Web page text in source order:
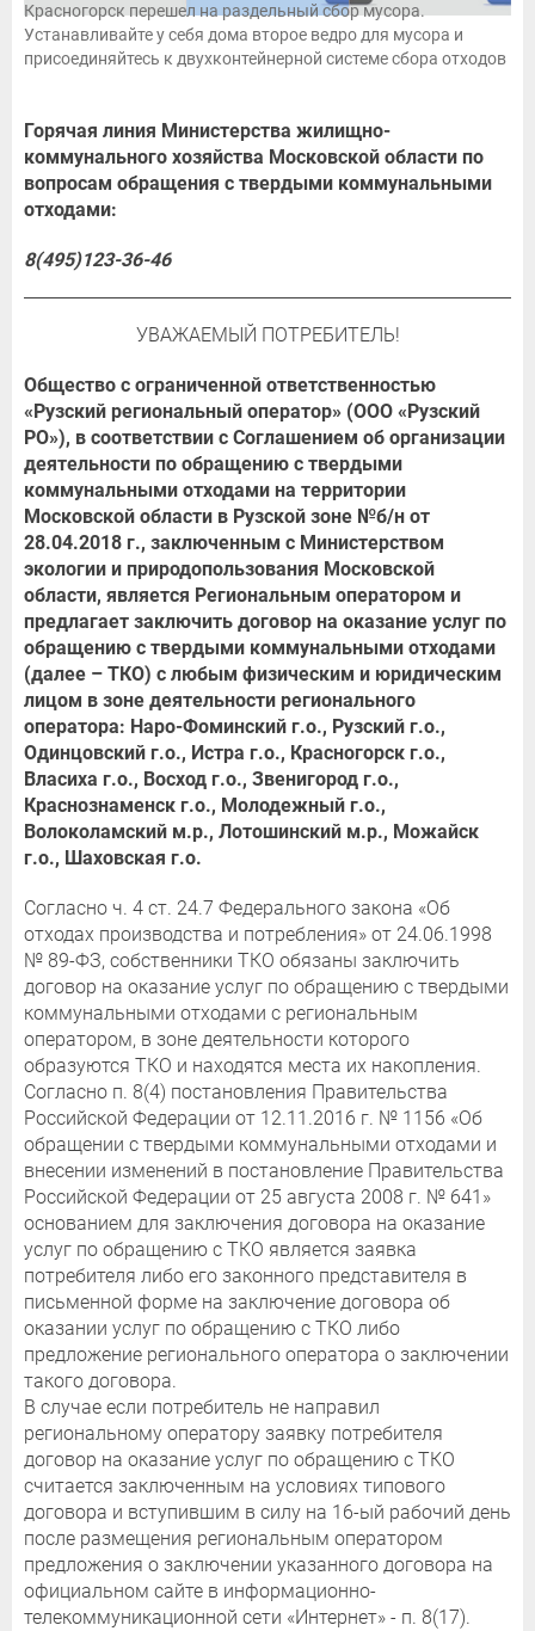
Красногорск перешел на раздельный сбор мусора.
Устанавливайте у себя дома второе ведро для мусора и
присоединяйтесь к двухконтейнерной системе сбора отходов
Горячая линия Министерства жилищно-
коммунального хозяйства Московской области по
вопросам обращения с твердыми коммунальными
отходами:
8(495)123-36-46
УВАЖАЕМЫЙ ПОТРЕБИТЕЛЬ!
Общество с ограниченной ответственностью
«Рузский региональный оператор» (ООО «Рузский
РО»), в соответствии с Соглашением об организации
деятельности по обращению с твердыми
коммунальными отходами на территории
Московской области в Рузской зоне №б/н от
28.04.2018 г., заключенным с Министерством
экологии и природопользования Московской
области, является Региональным оператором и
предлагает заключить договор на оказание услуг по
обращению с твердыми коммунальными отходами
(далее – ТКО) с любым физическим и юридическим
лицом в зоне деятельности регионального
оператора: Наро-Фоминский г.о., Рузский г.о.,
Одинцовский г.о., Истра г.о., Красногорск г.о.,
Власиха г.о., Восход г.о., Звенигород г.о.,
Краснознаменск г.о., Молодежный г.о.,
Волоколамский м.р., Лотошинский м.р., Можайск
г.о., Шаховская г.о.
Согласно ч. 4 ст. 24.7 Федерального закона «Об
отходах производства и потребления» от 24.06.1998
№ 89-ФЗ, собственники ТКО обязаны заключить
договор на оказание услуг по обращению с твердыми
коммунальными отходами с региональным
оператором, в зоне деятельности которого
образуются ТКО и находятся места их накопления.
Согласно п. 8(4) постановления Правительства
Российской Федерации от 12.11.2016 г. № 1156 «Об
обращении с твердыми коммунальными отходами и
внесении изменений в постановление Правительства
Российской Федерации от 25 августа 2008 г. № 641»
основанием для заключения договора на оказание
услуг по обращению с ТКО является заявка
потребителя либо его законного представителя в
письменной форме на заключение договора об
оказании услуг по обращению с ТКО либо
предложение регионального оператора о заключении
такого договора.
В случае если потребитель не направил
региональному оператору заявку потребителя
договор на оказание услуг по обращению с ТКО
считается заключенным на условиях типового
договора и вступившим в силу на 16-ый рабочий день
после размещения региональным оператором
предложения о заключении указанного договора на
официальном сайте в информационно-
телекоммуникационной сети «Интернет» - п. 8(17).